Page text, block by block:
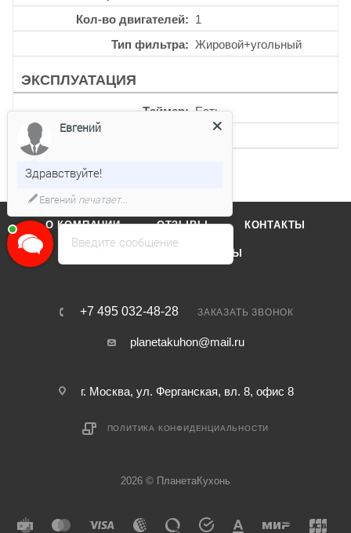
Кол-во двигателей
1
Тип фильтра
Жировой+угольный
ЭКСПЛУАТАЦИЯ
Таймер
Есть
О КОМПАНИИ ОТЗЫВЫ КОНТАКТЫ
БРЕНДЫ
+7 495 032-48-28 ЗАКАЗАТЬ ЗВОНОК
planetakuhon@mail.ru
г. Москва, ул. Ферганская, вл. 8, офис 8
ПОЛИТИКА КОНФИДЕНЦИАЛЬНОСТИ
2026 © ПланетаКухонь
Введите сообщение
Евгений
Здравствуйте!
Евгенийпечатает...